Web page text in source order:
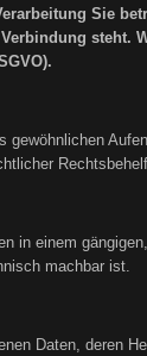
Sie
steht.
gewöhnlichen
in einem
machbar ist.
Daten, deren